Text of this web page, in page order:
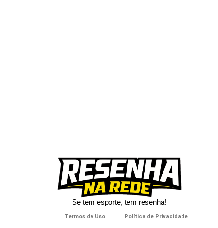
Se tem esporte, tem resenha!​
Termos de Uso Política de Privacidade